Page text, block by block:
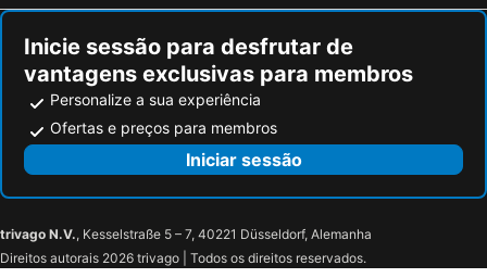
Inicie sessão para desfrutar de
vantagens exclusivas para membros
Personalize a sua experiência
Ofertas e preços para membros
Iniciar sessão
trivago N.V., Kesselstraße 5 – 7, 40221 Düsseldorf, Alemanha
Direitos autorais 2026 trivago | Todos os direitos reservados.